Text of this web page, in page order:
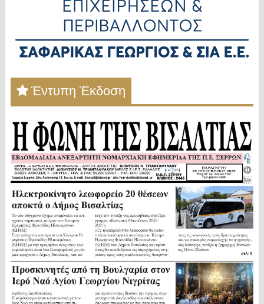
Έντυπη Έκδοση